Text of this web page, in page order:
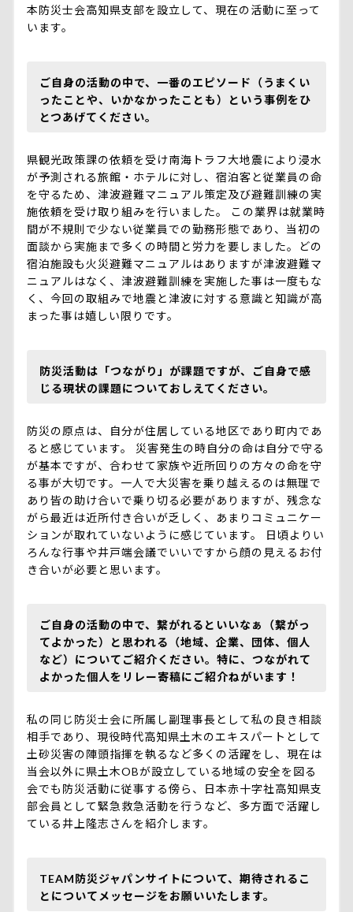
本防災士会高知県支部を設立して、現在の活動に至って
います。
ご自身の活動の中で、一番のエピソード（うまくい
ったことや、いかなかったことも）という事例をひ
とつあげてください。
県観光政策課の依頼を受け南海トラフ大地震により浸水
が予測される旅館・ホテルに対し、宿泊客と従業員の命
を守るため、津波避難マニュアル策定及び避難訓練の実
施依頼を受け取り組みを行いました。 この業界は就業時
間が不規則で少ない従業員での勤務形態であり、当初の
面談から実施まで多くの時間と労力を要しました。どの
宿泊施設も火災避難マニュアルはありますが津波避難マ
ニュアルはなく、津波避難訓練を実施した事は一度もな
く、今回の取組みで地震と津波に対する意識と知識が高
まった事は嬉しい限りです。
防災活動は「つながり」が課題ですが、ご自身で感
じる現状の課題についておしえてください。
防災の原点は、自分が住居している地区であり町内であ
ると感じています。 災害発生の時自分の命は自分で守る
が基本ですが、合わせて家族や近所回りの方々の命を守
る事が大切です。一人で大災害を乗り越えるのは無理で
あり皆の助け合いで乗り切る必要がありますが、残念な
がら最近は近所付き合いが乏しく、あまりコミュニケー
ションが取れていないように感じています。 日頃よりい
ろんな行事や井戸端会議でいいですから顔の見えるお付
き合いが必要と思います。
ご自身の活動の中で、繋がれるといいなぁ（繋がっ
てよかった）と思われる（地域、企業、団体、個人
など）についてご紹介ください。特に、つながれて
よかった個人をリレー寄稿にご紹介ねがいます！
私の同じ防災士会に所属し副理事長として私の良き相談
相手であり、現役時代高知県土木のエキスパートとして
土砂災害の陣頭指揮を執るなど多くの活躍をし、現在は
当会以外に県土木OBが設立している地域の安全を図る
会でも防災活動に従事する傍ら、日本赤十字社高知県支
部会員として緊急救急活動を行うなど、多方面で活躍し
ている井上隆志さんを紹介します。
TEAM防災ジャパンサイトについて、期待されるこ
とについてメッセージをお願いいたします。